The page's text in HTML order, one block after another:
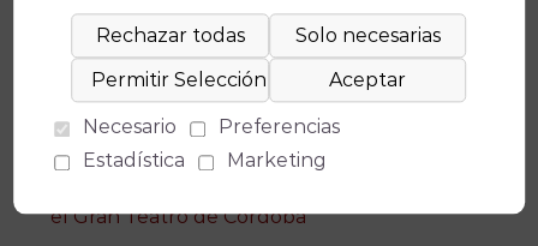
Teatros de Córdoba iniciará la temporada con
la celebración del 50 aniversario del Teatro de
la Axerquía
HOUDINI, UN MUSICAL MÁGICO reunirá
el Gran Teatro de Córdoba
Necesario
Preferencias
Estadística
Marketing